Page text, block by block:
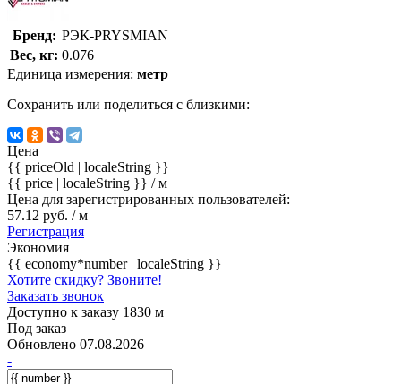
Бренд: РЭК-PRYSMIAN
Вес, кг: 0.076
Единица измерения: метр
Сохранить или поделиться с близкими:
Цена
{{ priceOld | localeString }}
{{ price | localeString }} / м
Цена для зарегистрированных пользователей:
57.12 руб. / м
Регистрация
Экономия
{{ economy*number | localeString }}
Хотите скидку? Звоните!
Заказать звонок
Доступно к заказу 1830 м
Под заказ
Обновлено 07.08.2026
-